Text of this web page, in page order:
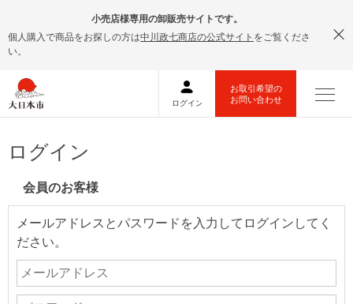
小売店様専用の卸販売サイトです。
個人購入で商品をお探しの方は中川政七商店の公式サイト をご覧くださ
い。
ログイン
会員のお客様
メールアドレスとパスワードを入力してログインしてく
ださい。